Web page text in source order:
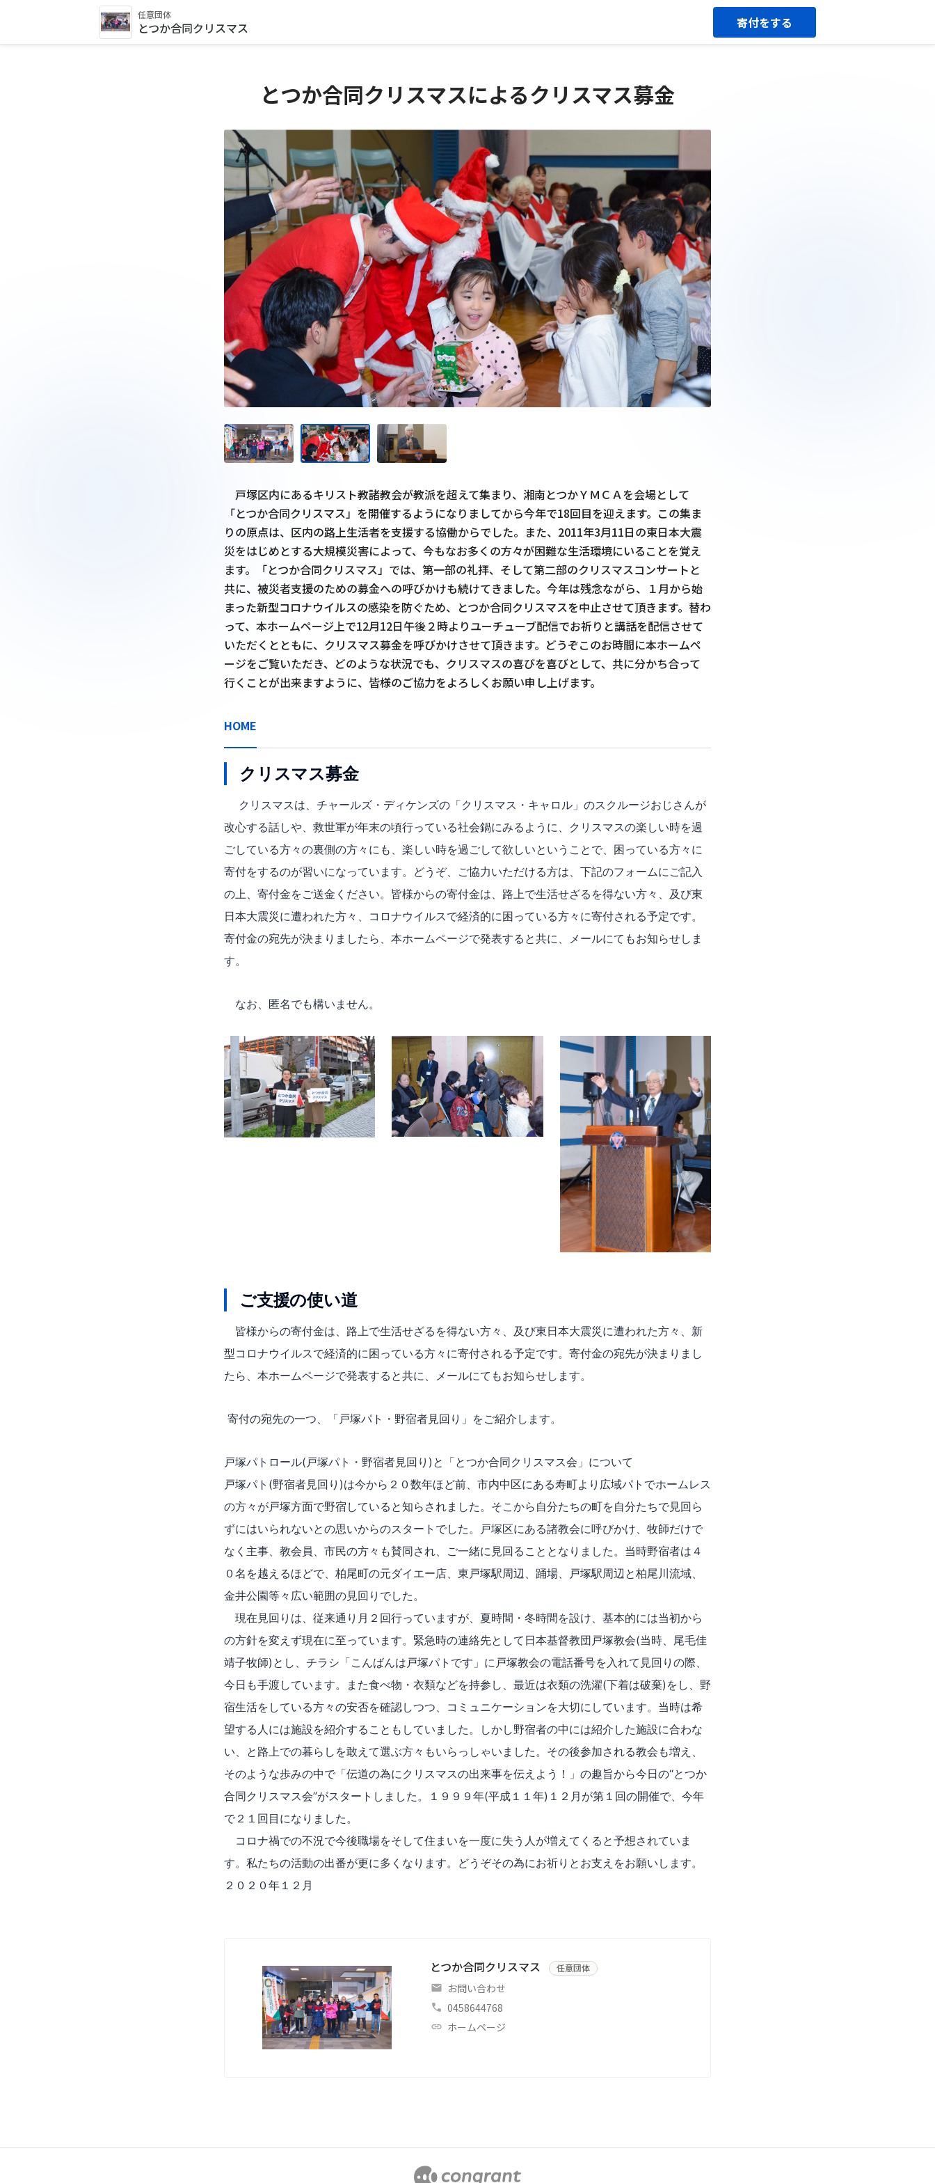
任意団体
とつか合同クリスマス 寄付をする
とつか合同クリスマスによるクリスマス募金
戸塚区内にあるキリスト教諸教会が教派を超えて集まり、湘南とつかＹＭＣＡを会場として
「とつか合同クリスマス」を開催するようになりましてから今年で18回目を迎えます。この集ま
りの原点は、区内の路上生活者を支援する協働からでした。また、2011年3月11日の東日本大震
災をはじめとする大規模災害によって、今もなお多くの方々が困難な生活環境にいることを覚え
ます。「とつか合同クリスマス」では、第一部の礼拝、そして第二部のクリスマスコンサートと
共に、被災者支援のための募金への呼びかけも続けてきました。今年は残念ながら、１月から始
まった新型コロナウイルスの感染を防ぐため、とつか合同クリスマスを中止させて頂きます。替わ
って、本ホームページ上で12月12日午後２時よりユーチューブ配信でお祈りと講話を配信させて
いただくとともに、クリスマス募金を呼びかけさせて頂きます。どうぞこのお時間に本ホームペ
ージをご覧いただき、どのような状況でも、クリスマスの喜びを喜びとして、共に分かち合って
行くことが出来ますように、皆様のご協力をよろしくお願い申し上げます。
HOME
クリスマス募金
クリスマスは、チャールズ・ディケンズの「クリスマス・キャロル」のスクルージおじさんが
改心する話しや、救世軍が年末の頃行っている社会鍋にみるように、クリスマスの楽しい時を過
ごしている方々の裏側の方々にも、楽しい時を過ごして欲しいということで、困っている方々に
寄付をするのが習いになっています。どうぞ、ご協力いただける方は、下記のフォームにご記入
の上、寄付金をご送金ください。皆様からの寄付金は、路上で生活せざるを得ない方々、及び東
日本大震災に遭われた方々、コロナウイルスで経済的に困っている方々に寄付される予定です。
寄付金の宛先が決まりましたら、本ホームページで発表すると共に、メールにてもお知らせしま
す。
なお、匿名でも構いません。
ご支援の使い道
皆様からの寄付金は、路上で生活せざるを得ない方々、及び東日本大震災に遭われた方々、新
型コロナウイルスで経済的に困っている方々に寄付される予定です。寄付金の宛先が決まりまし
たら、本ホームページで発表すると共に、メールにてもお知らせします。
寄付の宛先の一つ、「戸塚パト・野宿者見回り」​をご紹介します。
戸塚パトロール(戸塚パト・野宿者見回り)と「とつか合同クリスマス会」について
戸塚パト(野宿者見回り)は今から２０数年ほど前、市内中区にある寿町より広域パトでホームレス
の方々が戸塚方面で野宿していると知らされました。そこから自分たちの町を自分たちで見回ら
ずにはいられないとの思いからのスタートでした。戸塚区にある諸教会に呼びかけ、牧師だけで
なく主事、教会員、市民の方々も賛同され、ご一緒に見回ることとなりました。当時野宿者は４
０名を越えるほどで、柏尾町の元ダイエー店、東戸塚駅周辺、踊場、戸塚駅周辺と柏尾川流域、
金井公園等々広い範囲の見回りでした。
現在見回りは、従来通り月２回行っていますが、夏時間・冬時間を設け、基本的には当初から
の方針を変えず現在に至っています。緊急時の連絡先として日本基督教団戸塚教会(当時、尾毛佳
靖子牧師)とし、チラシ「こんばんは戸塚パトです」に戸塚教会の電話番号を入れて見回りの際、
今日も手渡しています。また食べ物・衣類などを持参し、最近は衣類の洗濯(下着は破棄)をし、野
宿生活をしている方々の安否を確認しつつ、コミュニケーションを大切にしています。当時は希
望する人には施設を紹介することもしていました。しかし野宿者の中には紹介した施設に合わな
い、と路上での暮らしを敢えて選ぶ方々もいらっしゃいました。その後参加される教会も増え、
そのような歩みの中で「伝道の為にクリスマスの出来事を伝えよう！」の趣旨から今日の“とつか
合同クリスマス会”がスタートしました。１９９９年(平成１１年)１２月が第１回の開催で、今年
で２１回目になりました。
コロナ禍での不況で今後職場をそして住まいを一度に失う人が増えてくると予想されていま
す。私たちの活動の出番が更に多くなります。どうぞその為にお祈りとお支えをお願いします。
２０２０年１２月
とつか合同クリスマス 任意団体
お問い合わせ
0458644768
ホームページ